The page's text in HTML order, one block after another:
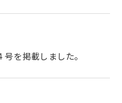
を掲載しました。